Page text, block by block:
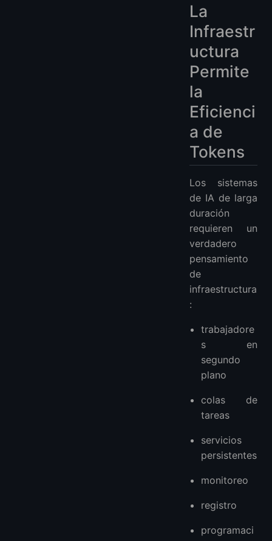
La
Infraestr
uctura
Permite
la
Eficienci
a de
Tokens
Los sistemas
de IA de larga
duración
requieren un
verdadero
pensamiento
de
infraestructura
:
trabajadore
s en
segundo
plano
colas de
tareas
servicios
persistentes
monitoreo
registro
programaci